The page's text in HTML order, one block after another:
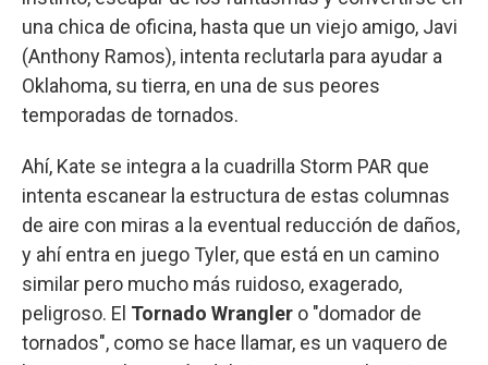
una chica de oficina, hasta que un viejo amigo, Javi
(Anthony Ramos), intenta reclutarla para ayudar a
Oklahoma, su tierra, en una de sus peores
temporadas de tornados.
Ahí, Kate se integra a la cuadrilla Storm PAR que
intenta escanear la estructura de estas columnas
de aire con miras a la eventual reducción de daños,
y ahí entra en juego Tyler, que está en un camino
similar pero mucho más ruidoso, exagerado,
peligroso. El Tornado Wrangler o "domador de
tornados", como se hace llamar, es un vaquero de